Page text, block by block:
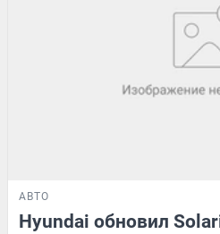
АВТО
Hyundai обновил